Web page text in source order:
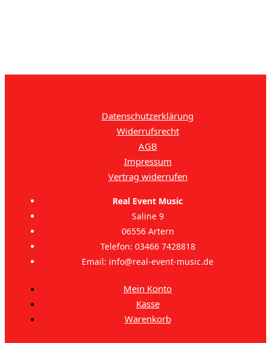
Datenschutzerklärung
Widerrufsrecht
AGB
Impressum
Vertrag widerrufen
Real Event Music
Saline 9
06556 Artern
Telefon: 03466 7428818
Email: info@real-event-music.de
Mein Konto
Kasse
Warenkorb